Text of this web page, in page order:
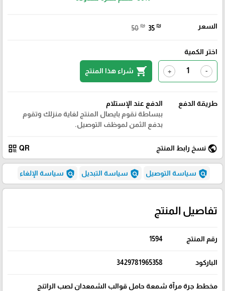
السعر 50 ₪ 35 ₪
اختر الكمية
-
+
shopping_cart شراء هذا المنتج
طريقة الدفع
الدفع عند الإستلام
ببساطة نقوم بايصال المنتج لغاية منزلك وتقوم
بدفع الثمن لموظف التوصيل.
public نسخ رابط المنتج QR
qr_code
policy سياسة التوصيل policy سياسة التبديل policy سياسة الإلغاء
تفاصيل المنتج
رقم المنتج 1594
الباركود 3429781965358
مخطط جرة مرآة شمعة حامل قوالب الشمعدان لصب الراتنج